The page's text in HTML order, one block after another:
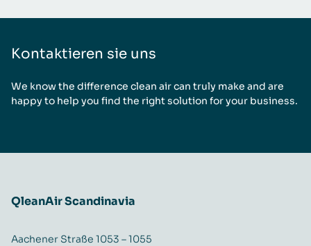
Kontaktieren sie uns
We know the difference clean air can truly make and are
happy to help you find the right solution for your business.
QleanAir Scandinavia
Aachener Straße 1053 – 1055